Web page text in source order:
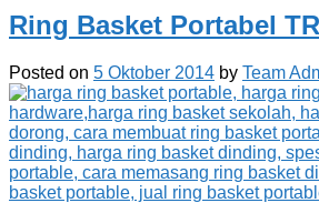
Ring Basket Portabel
Posted on 5 Oktober 2014 by Team